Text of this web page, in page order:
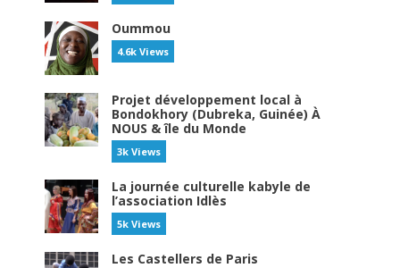
Oummou
4.6k Views
Projet développement local à
Bondokhory (Dubreka, Guinée) À
NOUS & île du Monde
3k Views
La journée culturelle kabyle de
l’association Idlès
5k Views
Les Castellers de Paris